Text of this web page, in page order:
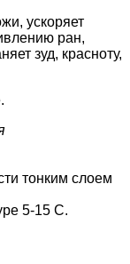
ускоряет
ран,
зуд, красноту,
тонким слоем
5-15 С.